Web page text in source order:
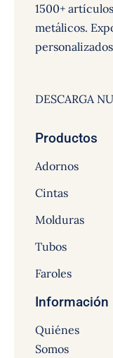
1500+
metálicos.
DESCARGA
Productos
Adornos
Cintas
Molduras
Tubos
Faroles
Información
Quiénes
Somos